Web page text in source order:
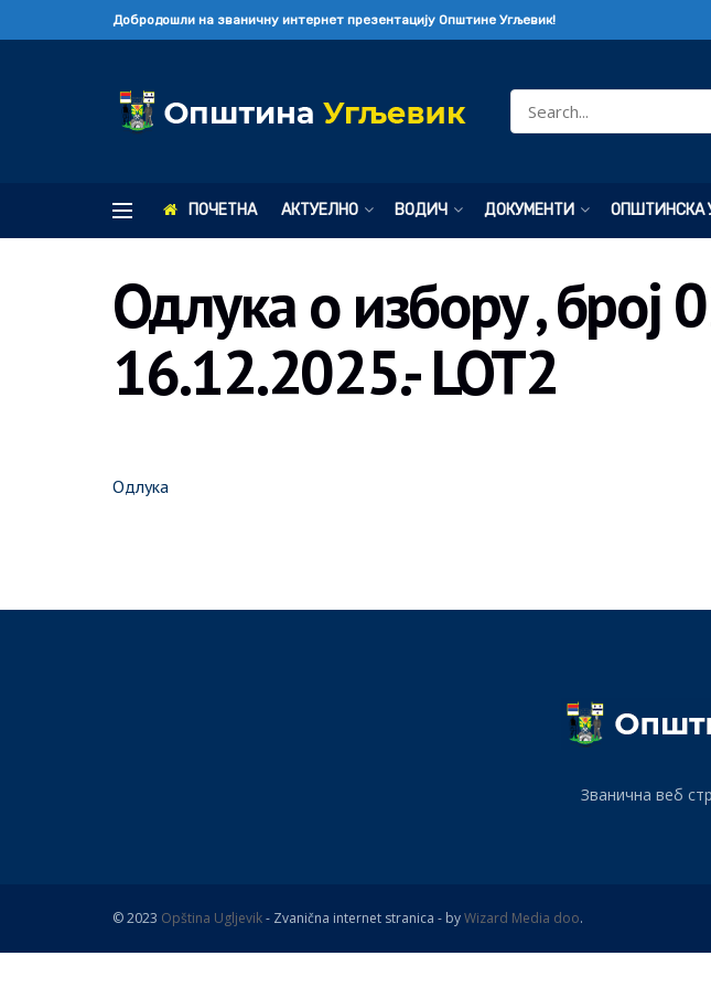
Добродошли на званичну интернет презентацију Општине Угљевик!
ПОЧЕТНА АКТУЕЛНО ВОДИЧ ДОКУМЕНТИ ОПШТИНСКА
Одлука о избору ,
16.12.2025.- LOT2
Одлука
Званична веб
© 2023 Opština Ugljevik- Zvanična internet stranica - byWizard Media doo.